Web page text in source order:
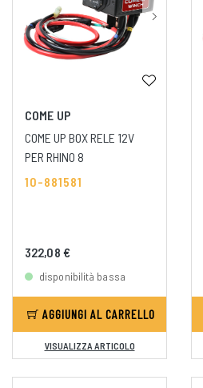
COME UP
COME UP BOX RELE 12V
PER RHINO 8
10-881581
322,08 €
disponibilità bassa
AGGIUNGI AL CARRELLO
VISUALIZZA ARTICOLO